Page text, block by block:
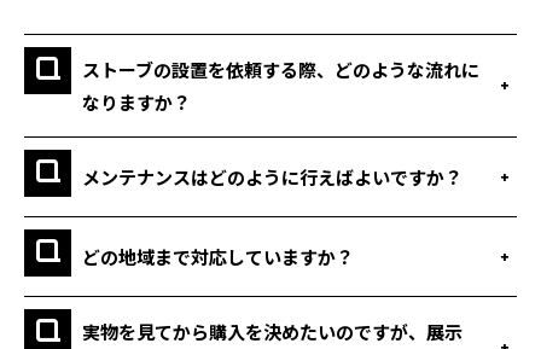
ストーブの設置を依頼する際、どのような流れに
なりますか？
メンテナンスはどのように行えばよいですか？
どの地域まで対応していますか？
実物を見てから購入を決めたいのですが、展示